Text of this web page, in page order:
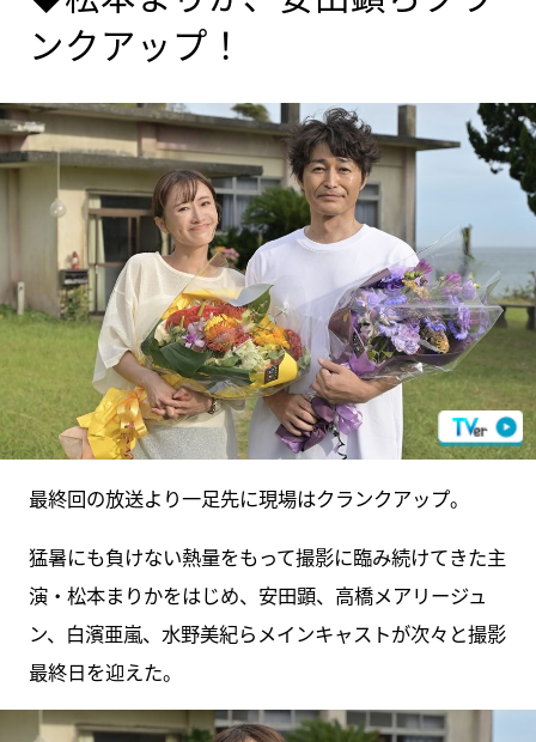
ンクアップ！
最終回の放送より一足先に現場はクランクアップ。
猛暑にも負けない熱量をもって撮影に臨み続けてきた主
演・松本まりかをはじめ、安田顕、高橋メアリージュ
ン、白濱亜嵐、水野美紀らメインキャストが次々と撮影
最終日を迎えた。